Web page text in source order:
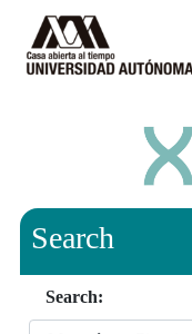
Search
Search: